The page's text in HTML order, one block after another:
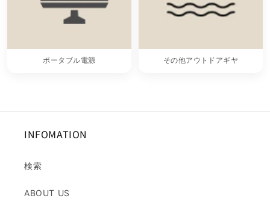
ポータブル電源 その他アウトドアギヤ
INFOMATION
検索
ABOUT US